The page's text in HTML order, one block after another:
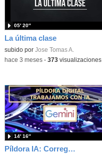
La última clase
subido por Jose Tomas A.
05′ 20″
-hace 3 meses- 373visualizaciones
Píldora IA: Corregir trabajos PDF
14′ 16″